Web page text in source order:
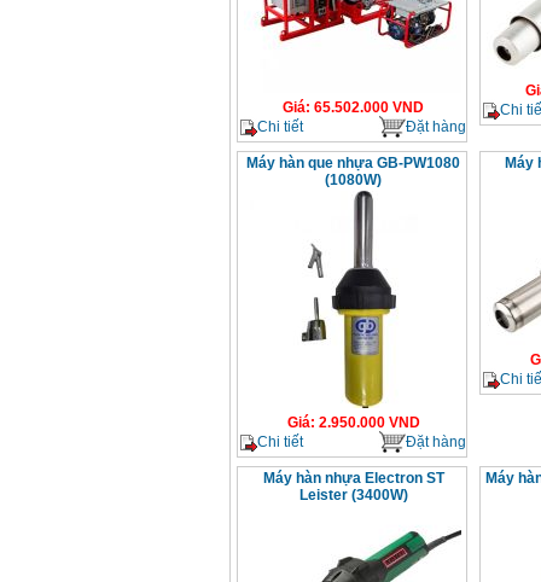
Giá: 65.502.000 VND
Chi tiết
Đặt hàng
Chi
Máy hàn que nhựa GB-PW1080
(1080W)
Giá: 2.950.000VND
Chi tiết
Đặt hàng
Máy
Chi
Máy hàn nhựa Electron ST
Leister (3400W)
Máy